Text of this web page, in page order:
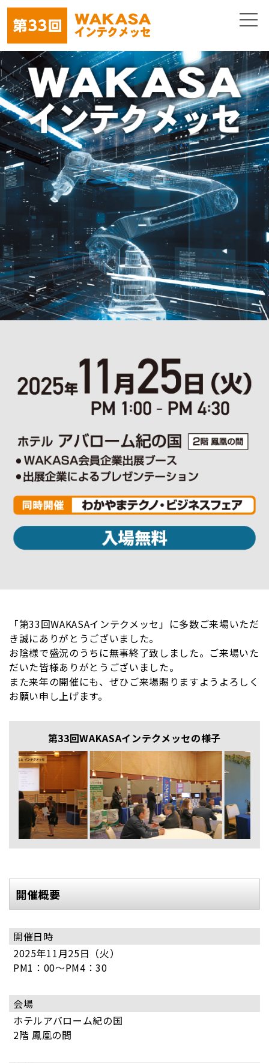
「第33回WAKASAインテクメッセ」に多数ご来場いただ
き誠にありがとうございました。
お陰様で盛況のうちに無事終了致しました。ご来場いた
だいた皆様ありがとうございました。
また来年の開催にも、ぜひご来場賜りますようよろしく
お願い申し上げます。
第33回WAKASAインテクメッセの様子
開催概要
開催日時
2025年11月25日（火）
PM1：00～PM4：30
会場
ホテルアバローム紀の国
2階 鳳凰の間